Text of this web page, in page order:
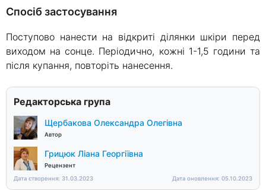
Спосіб застосування
Поступово нанести на відкриті ділянки шкіри перед
виходом на сонце. Періодично, кожні 1-1,5 години та
після купання, повторіть нанесення.
Редакторська група
Щербакова Олександра Олегівна
Автор
Грицюк Ліана Георгіївна
Рецензент
Дата створення: 31.03.2023
Дата оновлення: 05.10.2023